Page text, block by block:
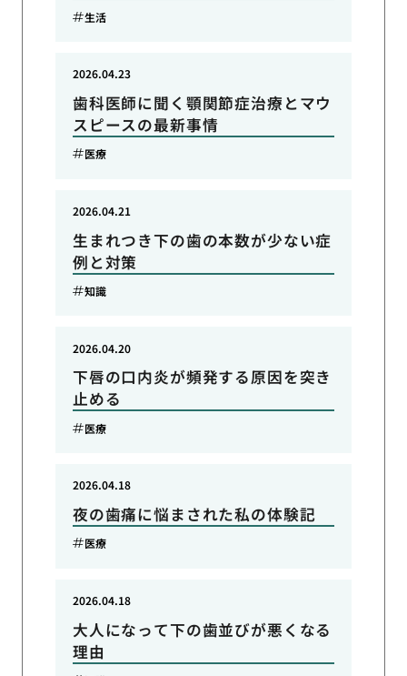
生活
歯科医師に聞く顎関節症治療とマウ
スピースの最新事情
2026.04.23
医療
生まれつき下の歯の本数が少ない症
例と対策
2026.04.21
知識
下唇の口内炎が頻発する原因を突き
止める
2026.04.20
医療
夜の歯痛に悩まされた私の体験記
2026.04.18
医療
大人になって下の歯並びが悪くなる
理由
2026.04.18